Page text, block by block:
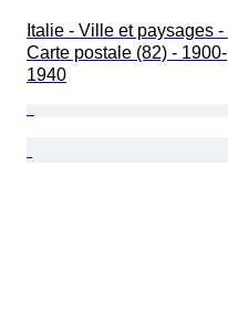
Italie - Ville et paysages -
Carte postale (82) - 1900-
1940